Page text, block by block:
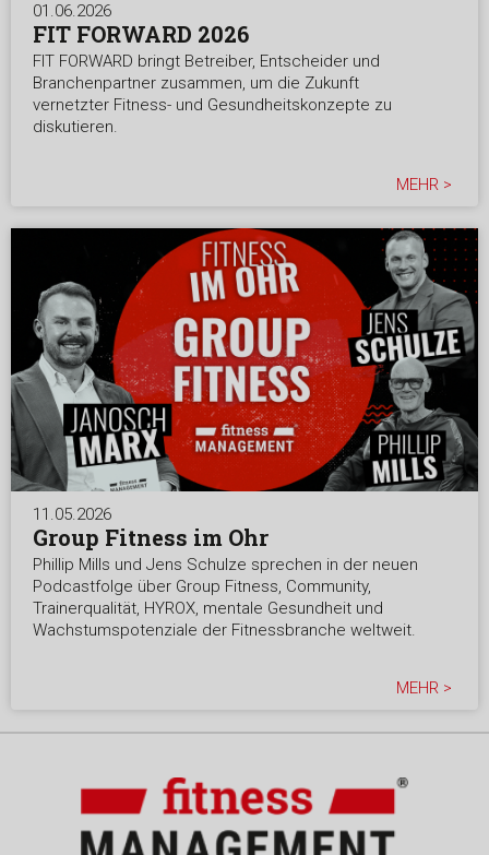
01.06.2026
FIT FORWARD 2026
FIT FORWARD bringt Betreiber, Entscheider und
Branchenpartner zusammen, um die Zukunft
vernetzter Fitness- und Gesundheitskonzepte zu
diskutieren.
MEHR >
11.05.2026
Group Fitness im Ohr
Phillip Mills und Jens Schulze sprechen in der neuen
Podcastfolge über Group Fitness, Community,
Trainerqualität, HYROX, mentale Gesundheit und
Wachstumspotenziale der Fitnessbranche weltweit.
MEHR >